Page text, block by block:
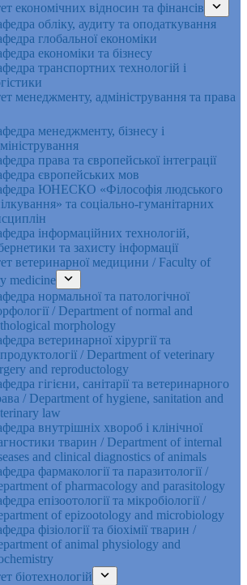
економічних відносин та фінансів
обліку, аудиту та оподаткування
глобальної економіки
економіки та бізнесу
транспортних технологій і
менеджменту, адміністрування та права
менеджменту, бізнесу і
права та європейської інтеграції
європейських мов
ЮНЕСКО «Філософія людського
та соціально-гуманітарних
інформаційних технологій,
та захисту інформації
ветеринарної медицини / Faculty of
medicine
нормальної та патологічної
/ Department of normal and
morphology
ветеринарної хірургії та
/ Department of veterinary
and reproductology
гігієни, санітарії та ветеринарного
/ Department of hygiene, sanitation and
law
внутрішніх хвороб і клінічної
тварин / Department of internal
and clinical diagnostics of animals
фармакології та паразитології /
of pharmacology and parasitology
епізоотології та мікробіології /
of epizootology and microbiology
фізіології та біохімії тварин /
of animal physiology and
біотехнологій